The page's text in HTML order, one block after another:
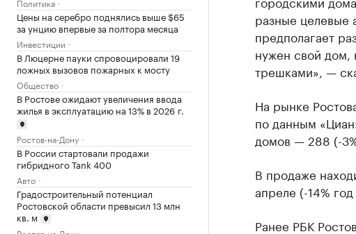
Цены на серебро поднялись выше $65
за унцию впервые за полтора месяца
Инвестиции
В Люцерне пауки спровоцировали 19
ложных вызовов пожарных к мосту
Общество
В Ростове ожидают увеличения ввода
жилья в эксплуатацию на 13% в 2026 г.
Ростов-на-Дону
В России стартовали продажи
гибридного Tank 400
Авто
Градостроительный потенциал
Ростовской области превысил 13 млн
кв. м
разные целевые
предполагает
нужен свой дом,
трешками», —
На рынке
по данным
домов — 288 (-
В продаже
апреле (-14%
Ранее РБК Ростов